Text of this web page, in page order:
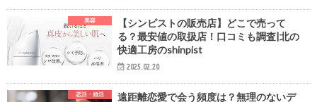
美容
【シンピストの販売店】どこで売って
る？最安値の取扱店！口コミも調査|北の
快適工房のshinpist
2025.02.20
恋活・婚活
遠距離恋愛で会う頻度は？無理のないデ